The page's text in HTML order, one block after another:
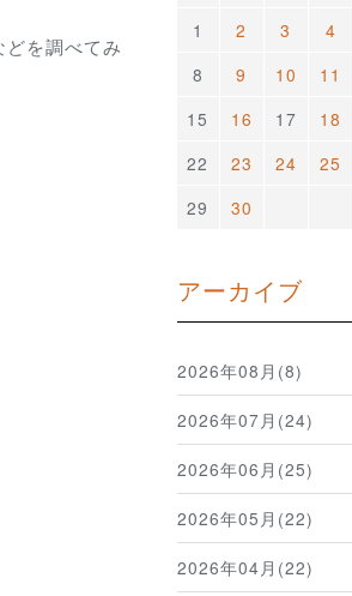
を調べてみ
1
2 3 4
8
9 10 11
15
16 17 18
22
23 24 25
29
30
アーカイブ
2026年08月(8)
2026年07月(24)
2026年06月(25)
2026年05月(22)
2026年04月(22)